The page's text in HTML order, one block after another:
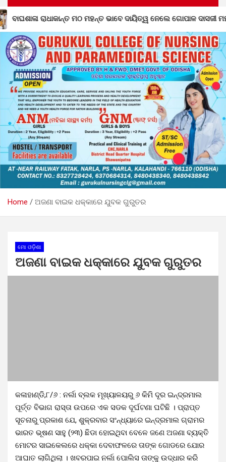
ଭାବେ ଦାୟିତ୍ୱ ନେଲେ ଗୋପାଳ ଦାସଜୀ ମହାରାଜ ନିୟତି
Home ଅଜଣା ବାଇକ ଧକ୍କାରେ ଯୁବକ ଗୁରୁତର
ମୋ ଓଡ଼ିଶା
ଅଜଣା ବାଇକ ଧକ୍କାରେ ଯୁବକ ଗୁରୁତର
କଳାହାଣ୍ଡି,୮/୬ : ନର୍ଲା ବ୍ଲକ ମୂଖ୍ୟାଳୟରୁ ୬ କିମି ଦୂର ଇନ୍ଦ୍ରମାଲ
ପୂର୍ତ୍ତ ବିଭାଗ ରାସ୍ତା ଉପରେ ଏକ ସଡକ ଦୂର୍ଘଟଣା ଘଟିଛି । ପ୍ରାପ୍ତ
ସୂଚନାରୁ ପ୍ରକାଶ ଯେ, ଶୁକ୍ରବାର ସଂନ୍ଧ୍ୟାରେ ଇନ୍ଦ୍ରମାଲ ଗ୍ରାମର
ଭାରତ ଭୂଷଣ ସାହୁ (୨୩) ଛିଡା ହୋଇଥିବା ବେଳେ ଜଣେ ଅଜଣା ବ୍ୟକ୍ତି
ମୋଟର ସାଇକେଲରେ ଧକ୍କା ଦେବାଫଳରେ ତାଙ୍କ ଗୋଡରେ ଯୋର
ଆଘାତ ଲାଗିଥିଲା । ଖବରପାଇ ନର୍ଲା ପୋଲିସ ତାଙ୍କୁ ଉଦ୍ଧାର କରି